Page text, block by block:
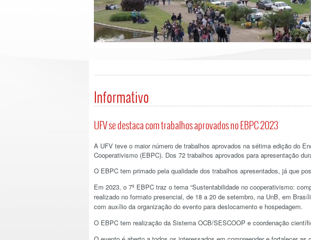
Informativo
UFV se destaca com trabalhos aprovados no EBPC 2023
A UFV teve o maior número de trabalhos aprovados na sétima edição do
Cooperativismo (EBPC). Dos 72 trabalhos aprovados para apresentação
O EBPC tem primado pela qualidade dos trabalhos apresentados, já que
Em 2023, o 7º EBPC traz o tema “Sustentabilidade no cooperativismo:
realizado no formato presencial, de 18 a 20 de setembro, na UnB, em
com auxílio da organização do evento para deslocamento e hospedagem.
O EBPC tem realização da Sistema OCB/SESCOOP e coordenação